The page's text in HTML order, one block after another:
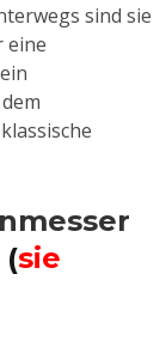
sind sie
eine
(sie